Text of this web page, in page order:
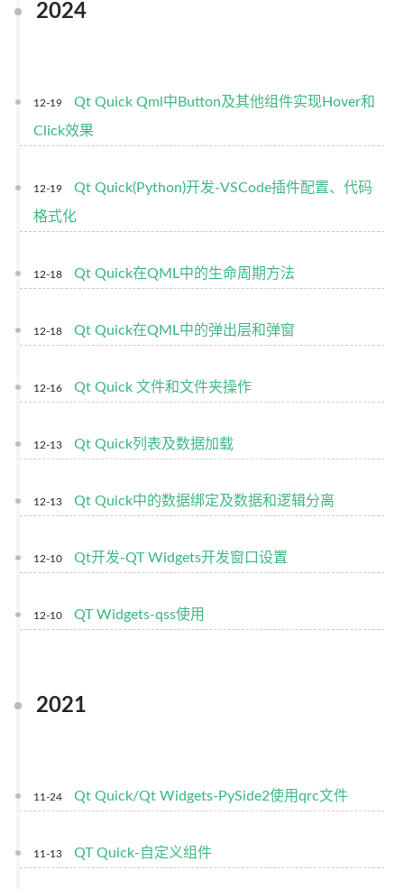
2024
12-19
Qt Quick Qml中Button及其他组件实现Hover和
Click效果
12-19
Qt Quick(Python)开发-VSCode插件配置、代码
格式化
12-18 Qt Quick在QML中的生命周期方法
12-18 Qt Quick在QML中的弹出层和弹窗
12-16 Qt Quick 文件和文件夹操作
12-13 Qt Quick列表及数据加载
12-13 Qt Quick中的数据绑定及数据和逻辑分离
12-10 Qt开发-QT Widgets开发窗口设置
12-10 QT Widgets-qss使用
2021
11-24 Qt Quick/Qt Widgets-PySide2使用qrc文件
11-13 QT Quick-自定义组件